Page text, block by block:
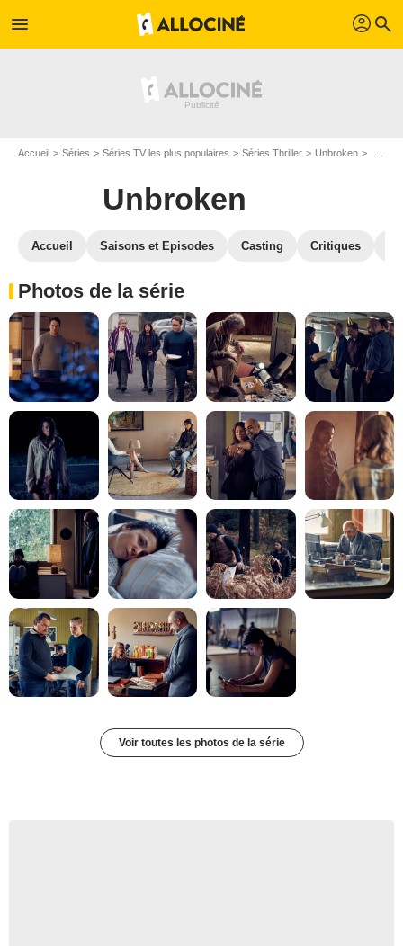
menu profil search
Accueil Séries Séries TV les plus populaires Séries Thriller Unbroken
Unbroken
Accueil Saisons et Episodes Casting Critiques
Photos de la série
Voir toutes les photos de la série